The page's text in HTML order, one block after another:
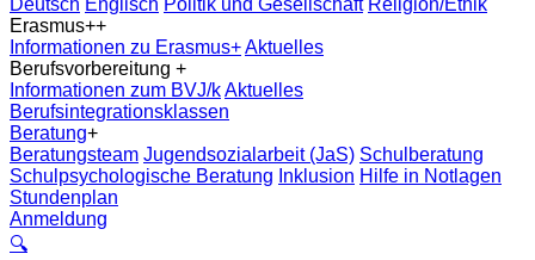
Erasmus++
Informationen zu Erasmus+Aktuelles
Berufsvorbereitung +
Informationen zum BVJ/kAktuelles
Berufsintegrationsklassen
Beratung+
Beratungsteam Jugendsozialarbeit (JaS) Schulberatung
Schulpsychologische Beratung Inklusion Hilfe in Notlagen
Stundenplan
Anmeldung
🔍